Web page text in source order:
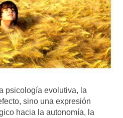
psicología evolutiva, la
sino una expresión
hacia la autonomía, la